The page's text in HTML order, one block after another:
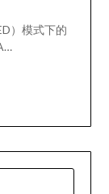
）模式下的